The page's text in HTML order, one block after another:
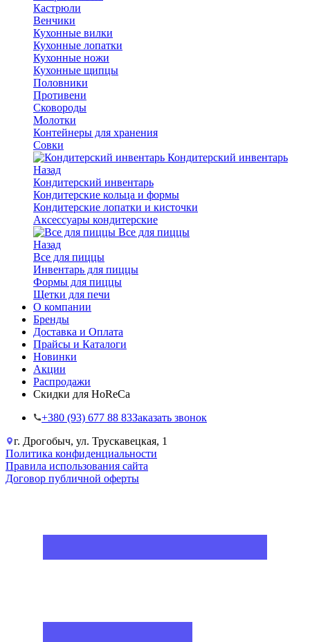
Кастрюли
Венчики
Кухонные вилки
Кухонные лопатки
Кухонные ножи
Кухонные щипцы
Половники
Противени
Сковороды
Молотки
Контейнеры для хранения
Совки
Кондитерский инвентарь
Назад
Кондитерский инвентарь
Кондитерские кольца и формы
Кондитерские лопатки и кисточки
Аксессуары кондитерские
Все для пиццы
Назад
Все для пиццы
Инвентарь для пиццы
Формы для пиццы
Щетки для печи
О компании
Бренды
Доставка и Оплата
Прайсы и Каталоги
Новинки
Акции
Распродажи
Скидки для HoReCa
+38‎0 (93) 677 88 83Заказать звонок
г. Дрогобыч, ул. Трускавецкая, 1
Политика конфиденциальности
Правила использования сайта
Договор публичной оферты